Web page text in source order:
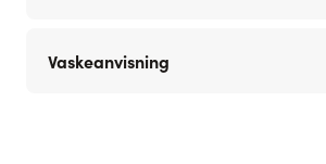
Vaskeanvisning